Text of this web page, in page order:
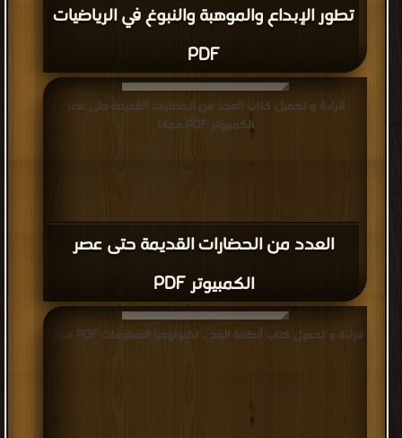
تطور الإبداع والموهبة والنبوغ في الرياضيات
PDF
العدد من الحضارات القديمة حتى عصر
الكمبيوتر PDF
قراءة و تحميل كتاب العدد من الحضارات القديمة حتى عصر
الكمبيوتر PDF مجانا
قراءة و تحميل كتاب أنظمة العد ـ تكنولوجيا المعلومات PDF مجانا